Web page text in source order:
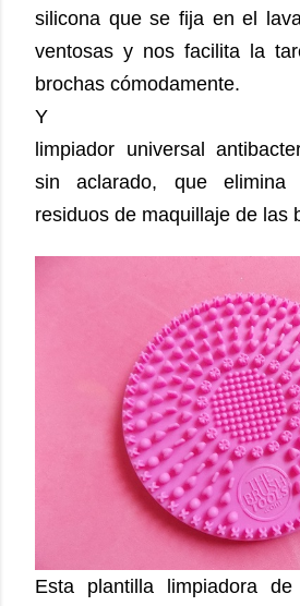
silicona que se fija en el
ventosas y nos facilita la
brochas cómodamente.
Y
limpiador universal
sin aclarado, que elimina
residuos de maquillaje de las
Esta plantilla limpiadora